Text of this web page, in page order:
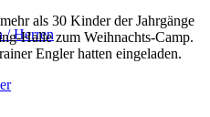
/ Herren
als 30 Kinder der Jahrgänge
Halle zum Weihnachts-Camp.
Engler hatten eingeladen.